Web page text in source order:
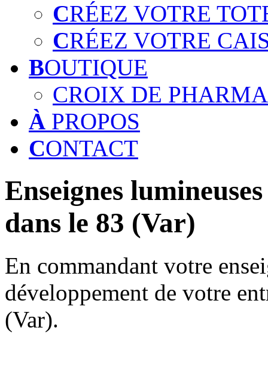
CRÉEZ VOTRE
CRÉEZ VOTRE
BOUTIQUE
CROIX DE
À PROPOS
CONTACT
Enseignes
dans le 83 (Var)
En commandant votre
développement de votre
(Var).